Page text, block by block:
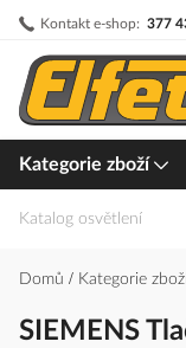
Kontakt e-shop: 377
Přejít
obsah
Kategorie zboží
Katalog osvětlení
Domů Kategorie zboží
SIEMENS